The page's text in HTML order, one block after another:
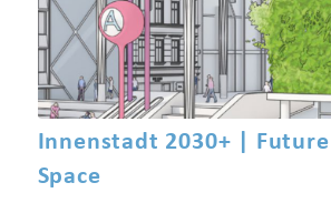
Innenstadt 2030+ |
Space